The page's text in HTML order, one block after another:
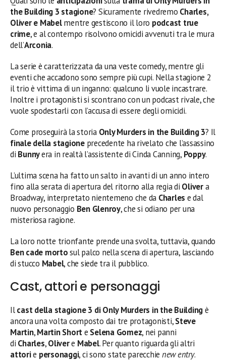
the Building 3 stagione? Sicuramente rivedremo Charles,
Oliver e Mabelmentre gestiscono il loro podcast true
crime, e al contempo risolvono omicidi avvenuti tra le mura
dell’Arconia.
La serie è caratterizzata da una veste comedy, mentre gli
eventi che accadono sono sempre più cupi. Nella stagione 2
il trio è vittima di un inganno: qualcuno li vuole incastrare.
Inoltre i protagonisti si scontrano con un podcast rivale, che
vuole spodestarli con l’accusa di essere degli omicidi.
Come proseguirà la storia Only Murders in the Building 3? Il
finale della stagione precedente ha rivelato che l’assassino
di Bunnyera in realtà l’assistente di Cinda Canning, Poppy.
L’ultima scena ha fatto un salto in avanti di un anno intero
fino alla serata di apertura del ritorno alla regia di Olivera
Broadway, interpretato nientemeno che da Charles e dal
nuovo personaggio Ben Glenroy, che si odiano per una
misteriosa ragione.
La loro notte trionfante prende una svolta, tuttavia, quando
Ben cade mortosul palco nella scena di apertura, lasciando
di stucco Mabel, che siede tra il pubblico.
Cast, attori e personaggi
Ilcast della stagione 3 di Only Murders in the Buildingè
ancora una volta composto dai tre protagonisti,Steve
Martin,Martin Shorte Selena Gomez, nei panni
di Charles,Olivere Mabel. Per quanto riguarda gli altri
attorie personaggi, ci sono state parecchie new entry.